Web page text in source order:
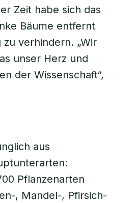
Zeit habe sich das
Bäume entfernt
verhindern. „Wir
unser Herz und
der Wissenschaft“,
aus
Pflanzenarten
, Mandel-, Pfirsich-